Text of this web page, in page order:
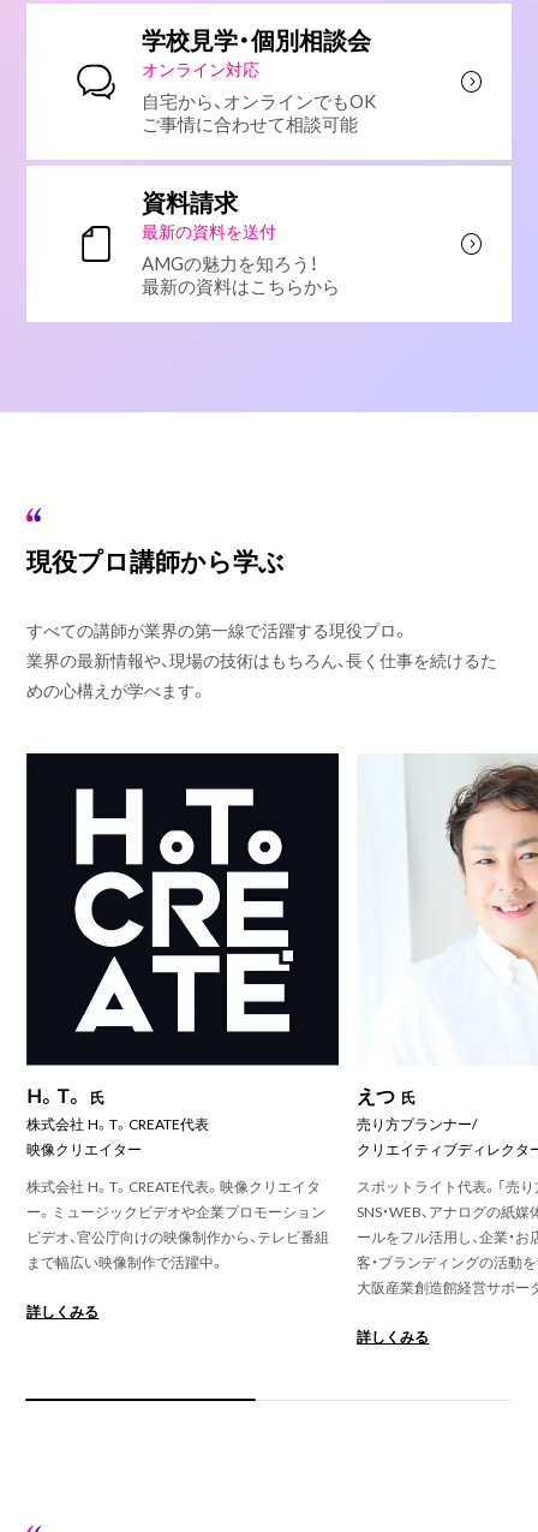
学校見学・個別相談会
オンライン対応
自宅から、オンラインでもOK
ご事情に合わせて相談可能
資料請求
最新の資料を送付
AMGの魅力を知ろう！
最新の資料はこちらから
現役プロ講師から学ぶ
すべての講師が業界の第一線で活躍する現役プロ。
業界の最新情報や、現場の技術はもちろん、長く仕事を続けるた
めの心構えが学べます。
H。T。
氏
株式会社 H。T。CREATE代表
映像クリエイター
株式会社 H。T。CREATE代表。映像クリエイタ
ー。ミュージックビデオや企業プロモーション
ビデオ、官公庁向けの映像制作から、テレビ番組
まで幅広い映像制作で活躍中。
詳しくみる
えつ 氏
売り方プランナー/
クリエイティブディレクタ
スポットライト代表。「売
SNS・WEB、アナログの紙
ールをフル活用し、企業・
客・ブランディングの活動
大阪産業創造館経営サポー
詳しくみる